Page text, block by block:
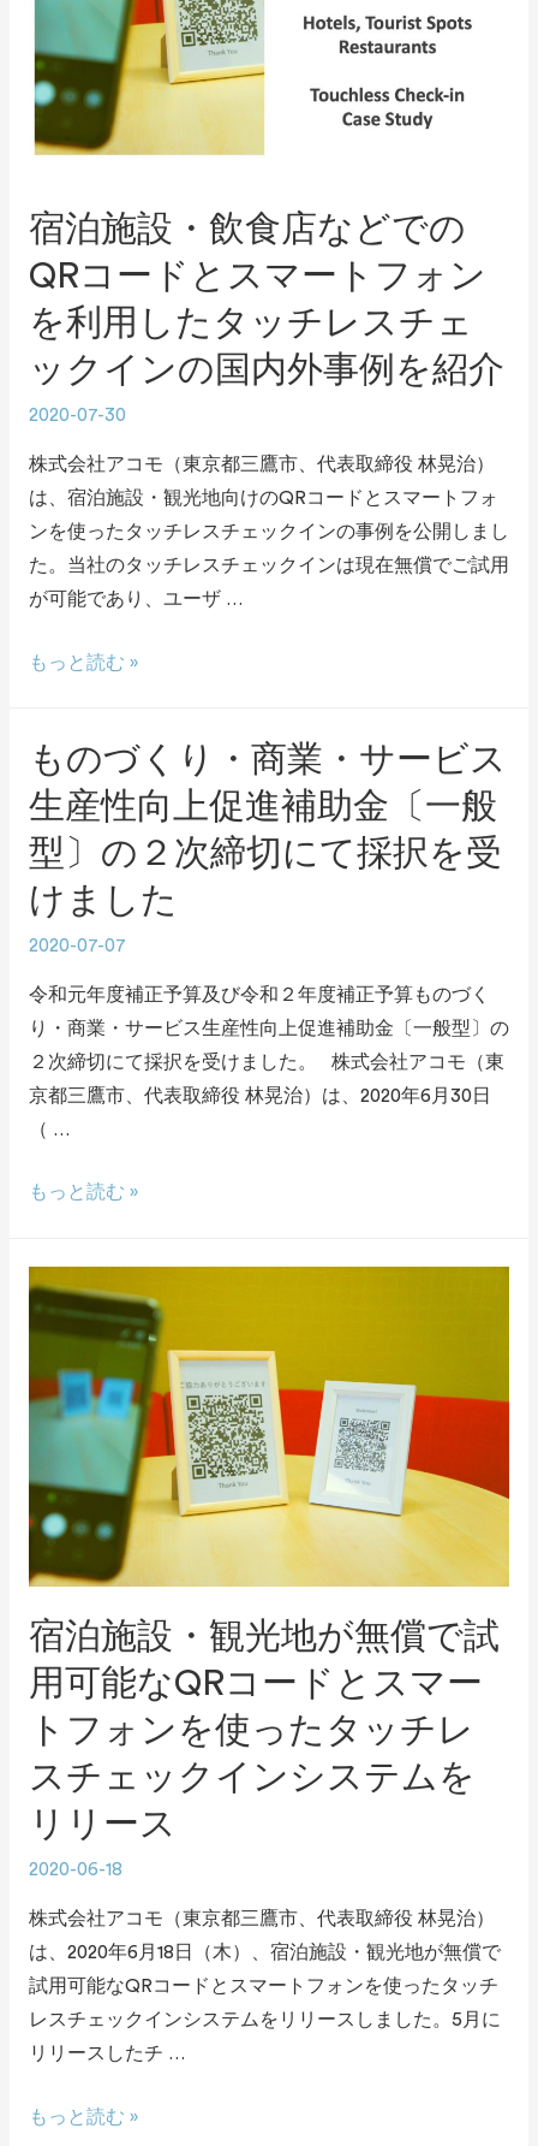
宿泊施設・飲食店などでの
QRコードとスマートフォン
を利用したタッチレスチェ
ックインの国内外事例を紹介
2020-07-30
株式会社アコモ（東京都三鷹市、代表取締役 林晃治）
は、宿泊施設・観光地向けのQRコードとスマートフォ
ンを使ったタッチレスチェックインの事例を公開しまし
た。当社のタッチレスチェックインは現在無償でご試用
が可能であり、ユーザ …
もっと読む »
ものづくり・商業・サービス
生産性向上促進補助金〔一般
型〕の２次締切にて採択を受
けました
2020-07-07
令和元年度補正予算及び令和２年度補正予算ものづく
り・商業・サービス生産性向上促進補助金〔一般型〕の
２次締切にて採択を受けました。 株式会社アコモ（東
京都三鷹市、代表取締役 林晃治）は、2020年6月30日
（ …
もっと読む »
宿泊施設・観光地が無償で試
用可能なQRコードとスマー
トフォンを使ったタッチレ
スチェックインシステムを
リリース
2020-06-18
株式会社アコモ（東京都三鷹市、代表取締役 林晃治）
は、2020年6月18日（木）、宿泊施設・観光地が無償で
試用可能なQRコードとスマートフォンを使ったタッチ
レスチェックインシステムをリリースしました。5月に
リリースしたチ …
もっと読む »